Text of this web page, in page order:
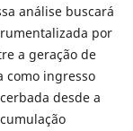
análise buscará
por
a geração de
como ingresso
desde a